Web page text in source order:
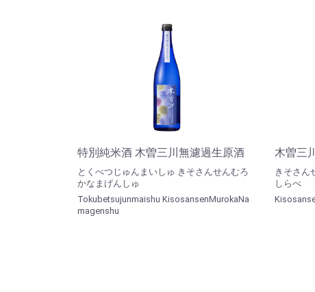
特別純米酒 木曽三川無濾過生原酒
とくべつじゅんまいしゅ きそさんせんむろ
かなまげんしゅ
Tokubetsujunmaishu KisosansenMurokaNa
magenshu
木曽三
きそさん
しらべ